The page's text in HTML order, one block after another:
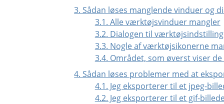
3. Sådan løses manglende vinduer og
3.1. Alle værktøjsvinduer mangler
3.2. Dialogen til
3.3. Nogle af værktøjsikonerne
3.4. Området, som øverst viser
4. Sådan løses problemer med at
4.1. Jeg eksporterer til et jpeg-
4.2. Jeg eksporterer til et gif-